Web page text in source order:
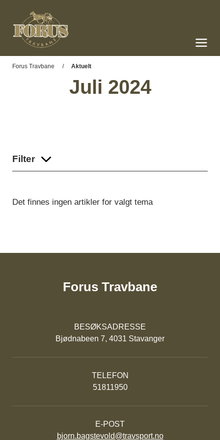
Forus Travbane Aktuelt
Juli 2024
Filter
Det finnes ingen artikler for valgt tema
Forus Travbane
BESØKSADRESSE
Bjødnabeen 7, 4031 Stavanger
TELEFON
51811950
E-POST
bjorn.bagstevold@travsport.no